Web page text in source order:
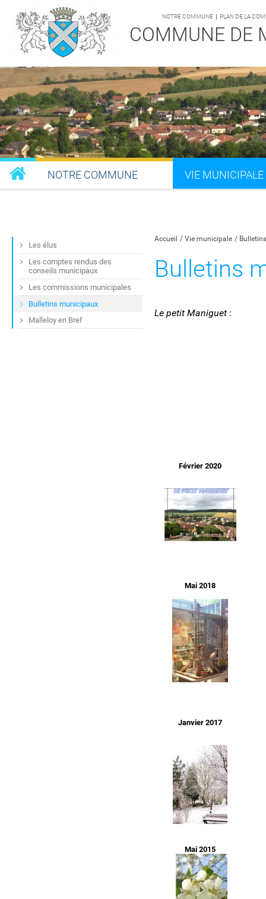
NOTRE COMMUNE PLAN DE LA
COMMUNE DE
NOTRE COMMUNE VIE MUNICIPALE
Accueil Vie municipale
Bulletins
Le petit Maniguet :
Février 2020
Mai 2018
Janvier 2017
Mai 2015
Les élus
Les comptes rendus des
conseils municipaux
Les commissions municipales
Bulletins municipaux
Malleloy en Bref